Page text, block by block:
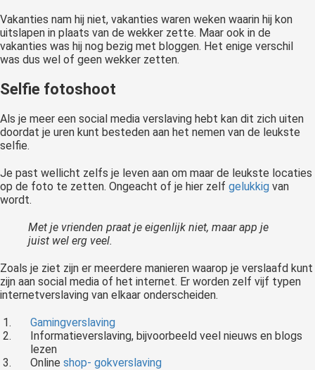
Vakanties nam hij niet, vakanties waren weken waarin hij kon
uitslapen in plaats van de wekker zette. Maar ook in de
vakanties was hij nog bezig met bloggen. Het enige verschil
was dus wel of geen wekker zetten.
Selfie fotoshoot
Als je meer een social media verslaving hebt kan dit zich uiten
doordat je uren kunt besteden aan het nemen van de leukste
selfie.
Je past wellicht zelfs je leven aan om maar de leukste locaties
op de foto te zetten. Ongeacht of je hier zelf gelukkig van
wordt.
Met je vrienden praat je eigenlijk niet, maar app je
juist wel erg veel.
Zoals je ziet zijn er meerdere manieren waarop je verslaafd kunt
zijn aan social media of het internet. Er worden zelf vijf typen
internetverslaving van elkaar onderscheiden.
Gamingverslaving
Informatieverslaving, bijvoorbeeld veel nieuws en blogs
lezen
Onlineshop- gokverslaving